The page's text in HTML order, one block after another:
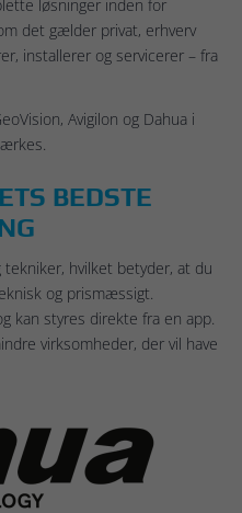
løsninger inden for
det gælder privat, erhverv
installerer og servicerer – fra
Avigilon og Dahua i
BEDSTE
hvilket betyder, at du
og prismæssigt.
kan styres direkte fra en app.
virksomheder, der vil have